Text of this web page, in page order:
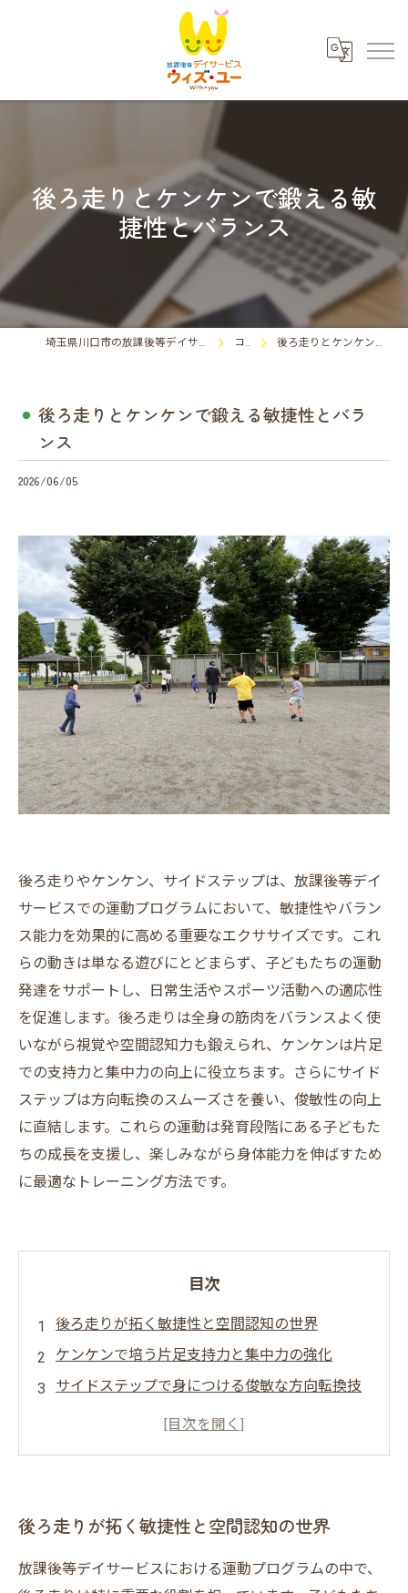
後ろ走りとケンケンで鍛える敏
捷性とバランス
埼玉県川口市の放課後等デイサービスならウィズ・ユー川口東領家 コラム 後ろ走りとケンケンで鍛える敏捷性とバランス
後ろ走りとケンケンで鍛える敏捷性とバラ
ンス
2026/06/05
後ろ走りやケンケン、サイドステップは、放課後等デイ
サービスでの運動プログラムにおいて、敏捷性やバラン
ス能力を効果的に高める重要なエクササイズです。これ
らの動きは単なる遊びにとどまらず、子どもたちの運動
発達をサポートし、日常生活やスポーツ活動への適応性
を促進します。後ろ走りは全身の筋肉をバランスよく使
いながら視覚や空間認知力も鍛えられ、ケンケンは片足
での支持力と集中力の向上に役立ちます。さらにサイド
ステップは方向転換のスムーズさを養い、俊敏性の向上
に直結します。これらの運動は発育段階にある子どもた
ちの成長を支援し、楽しみながら身体能力を伸ばすため
に最適なトレーニング方法です。
目次
後ろ走りが拓く敏捷性と空間認知の世界
ケンケンで培う片足支持力と集中力の強化
サイドステップで身につける俊敏な方向転換技
後ろ走りが拓く敏捷性と空間認知の世界
放課後等デイサービスにおける運動プログラムの中で、